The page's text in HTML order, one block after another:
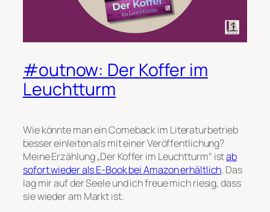
#outnow: Der Koffer im
Leuchtturm
Wie könnte man ein Comeback im Literaturbetrieb
besser einleiten als mit einer Veröffentlichung?
Meine Erzählung „Der Koffer im Leuchtturm“ istab
sofort wieder als E-Book bei Amazon erhältlich. Das
lag mir auf der Seele und ich freue mich riesig, dass
sie wieder am Markt ist.